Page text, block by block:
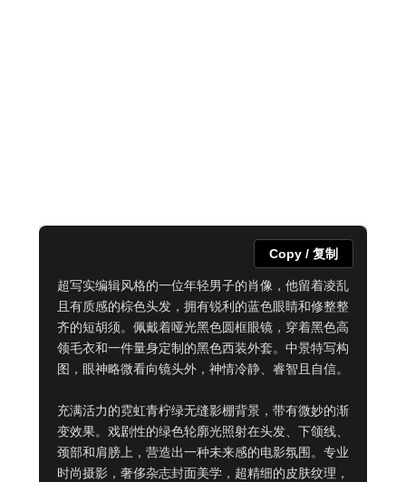
超写实编辑风格的一位年轻男子的肖像，他留着凌乱
且有质感的棕色头发，拥有锐利的蓝色眼睛和修整整
齐的短胡须。佩戴着哑光黑色圆框眼镜，穿着黑色高
领毛衣和一件量身定制的黑色西装外套。中景特写构
图，眼神略微看向镜头外，神情冷静、睿智且自信。
充满活力的霓虹青柠绿无缝影棚背景，带有微妙的渐
变效果。戏剧性的绿色轮廓光照射在头发、下颌线、
颈部和肩膀上，营造出一种未来感的电影氛围。专业
时尚摄影，奢侈杂志封面美学，超精细的皮肤纹理，
Copy / 复制